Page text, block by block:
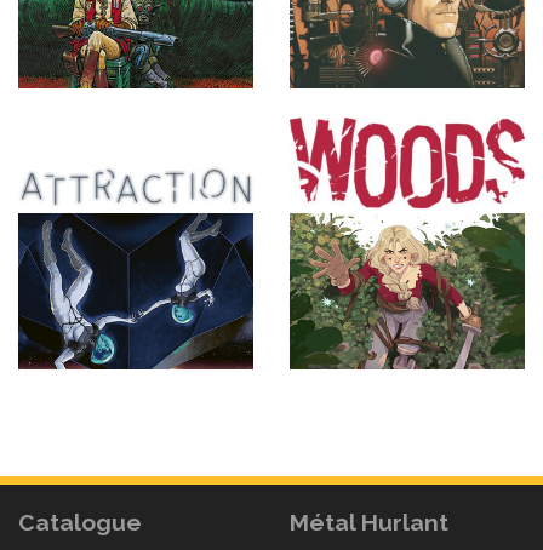
Catalogue
Métal Hurlant